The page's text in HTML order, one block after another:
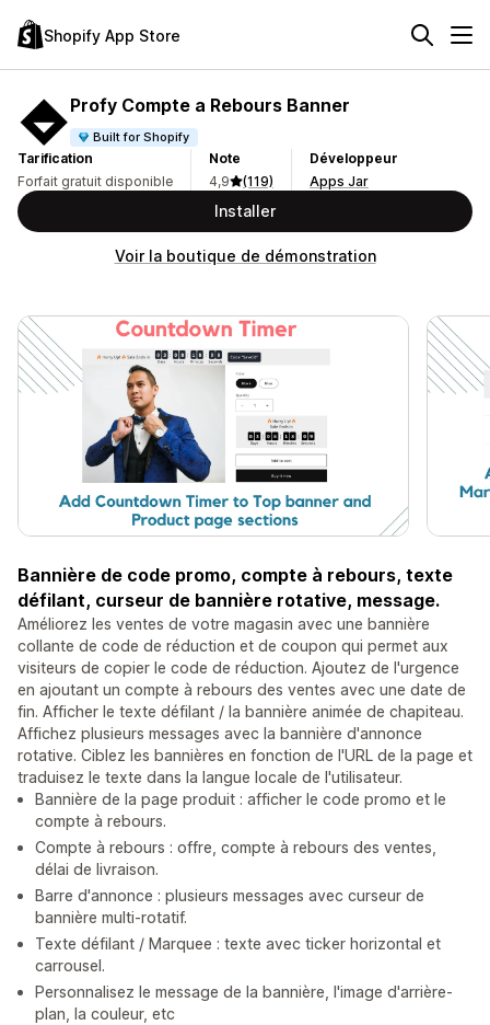
Shopify App Store
Profy Compte a Rebours Banner
Built for Shopify
Tarification
Forfait gratuit disponible
Note
4,9
(119)
Développeur
Apps Jar
Installer
Voir la boutique de démonstration
Bannière de code promo, compte à rebours, texte
défilant, curseur de bannière rotative, message.
Améliorez les ventes de votre magasin avec une bannière
collante de code de réduction et de coupon qui permet aux
visiteurs de copier le code de réduction. Ajoutez de l'urgence
en ajoutant un compte à rebours des ventes avec une date de
fin. Afficher le texte défilant / la bannière animée de chapiteau.
Affichez plusieurs messages avec la bannière d'annonce
rotative. Ciblez les bannières en fonction de l'URL de la page et
traduisez le texte dans la langue locale de l'utilisateur.
Bannière de la page produit : afficher le code promo et le
compte à rebours.
Compte à rebours : offre, compte à rebours des ventes,
délai de livraison.
Barre d'annonce : plusieurs messages avec curseur de
bannière multi-rotatif.
Texte défilant / Marquee : texte avec ticker horizontal et
carrousel.
Personnalisez le message de la bannière, l'image d'arrière-
plan, la couleur, etc